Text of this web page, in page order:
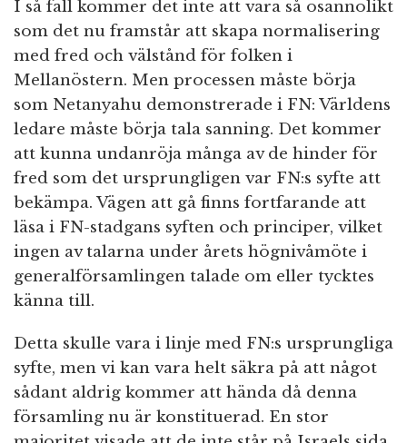
I så fall kommer det inte att vara så osannolikt
som det nu framstår att skapa normalisering
med fred och välstånd för folken i
Mellanöstern. Men processen måste börja
som Netanyahu demonstrerade i FN: Världens
ledare måste börja tala sanning. Det kommer
att kunna undanröja många av de hinder för
fred som det ursprungligen var FN:s syfte att
bekämpa. Vägen att gå finns fortfarande att
läsa i FN-stadgans syften och principer, vilket
ingen av talarna under årets högnivåmöte i
generalförsamlingen talade om eller tycktes
känna till.
Detta skulle vara i linje med FN:s ursprungliga
syfte, men vi kan vara helt säkra på att något
sådant aldrig kommer att hända då denna
församling nu är konstituerad. En stor